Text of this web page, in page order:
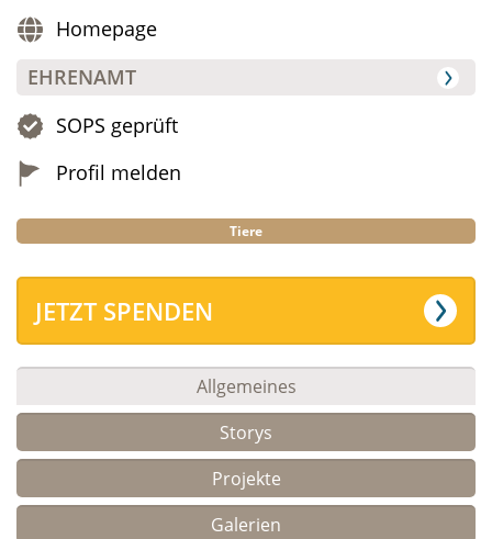
Homepage
EHRENAMT
SOPS geprüft
Profil melden
Tiere
JETZT SPENDEN
Allgemeines
Storys
Projekte
Galerien